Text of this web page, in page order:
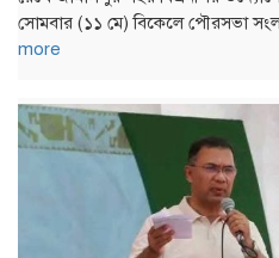
সোমবার (১১ মে) বিকেলে পৌরসভা
more